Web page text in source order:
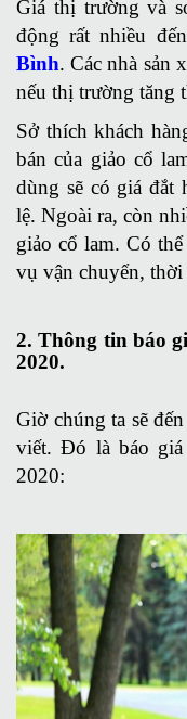
Giá thị trường và
động rất nhiều
Bình. Các nhà sản
nếu thị trường tăng
Sở thích khách
bán của giảo cổ
dùng sẽ có giá đắt
lệ. Ngoài ra, còn
giảo cổ lam. Có
vụ vận chuyển,
2. Thông tin báo
2020.
Giờ chúng ta sẽ
viết. Đó là báo giá
2020: